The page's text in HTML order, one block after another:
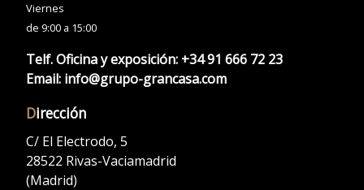
Viernes
de 9:00 a 15:00
Telf. Oficina y exposición: +34 91 666 72 23
Email: info@grupo-grancasa.com
Dirección
C/ El Electrodo, 5
28522 Rivas-Vaciamadrid
(Madrid)